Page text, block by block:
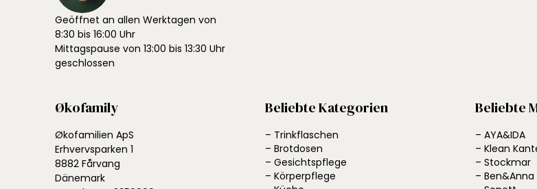
Geöffnet an allen Werktagen von
8:30 bis 16:00 Uhr
Mittagspause von 13:00 bis 13:30 Uhr
geschlossen
Økofamily
Økofamilien ApS
Erhvervsparken 1
8882 Fårvang
Dänemark
Beliebte Kategorien
– Trinkflaschen
– Brotdosen
– Gesichtspflege
– Körperpflege
Beliebte
– AYA&IDA
– Klean
– Stockmar
– Ben&Anna